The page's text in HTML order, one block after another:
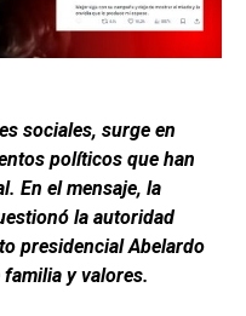
sociales, surge en
políticos que han
En el mensaje, la
la autoridad
presidencial Abelardo
y valores.